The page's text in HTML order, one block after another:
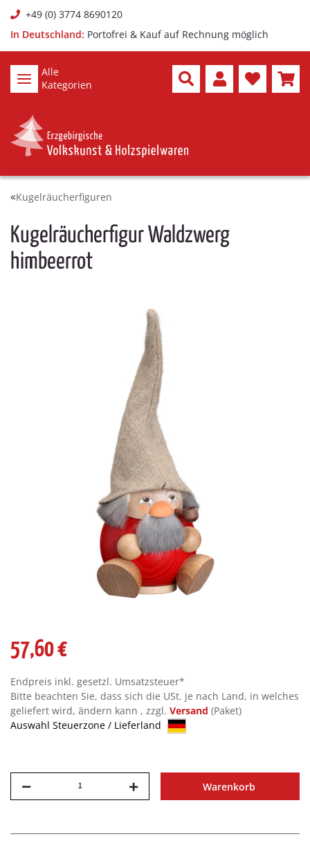
+49 (0) 3774 8690120
In Deutschland: Portofrei & Kauf auf Rechnung möglich
Alle
Kategorien
Kugelräucherfiguren
Kugelräucherfigur Waldzwerg
himbeerrot
57,60 €
Endpreis inkl. gesetzl. Umsatzsteuer*
Bitte beachten Sie, dass sich die USt. je nach Land, in welches
geliefert wird, ändern kann , zzgl. Versand (Paket)
Auswahl Steuerzone / Lieferland
Warenkorb